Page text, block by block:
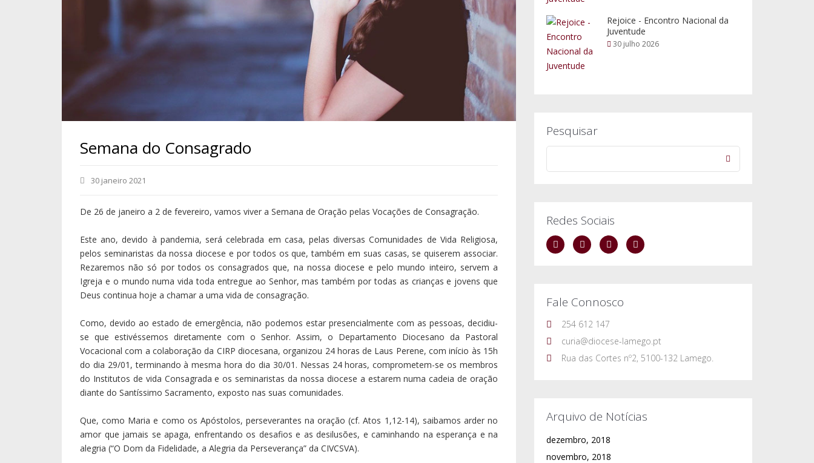
Semana do Consagrado
30 janeiro 2021
De 26 de janeiro a 2 de fevereiro, vamos viver a Semana de Oração pelas Vocações de Consagração.
Este ano, devido à pandemia, será celebrada em casa, pelas diversas Comunidades de Vida Religiosa,
pelos seminaristas da nossa diocese e por todos os que, também em suas casas, se quiserem associar.
Rezaremos não só por todos os consagrados que, na nossa diocese e pelo mundo inteiro, servem a
Igreja e o mundo numa vida toda entregue ao Senhor, mas também por todas as crianças e jovens que
Deus continua hoje a chamar a uma vida de consagração.
Como, devido ao estado de emergência, não podemos estar presencialmente com as pessoas, decidiu-
se que estivéssemos diretamente com o Senhor. Assim, o Departamento Diocesano da Pastoral
Vocacional com a colaboração da CIRP diocesana, organizou 24 horas de Laus Perene, com início às 15h
do dia 29/01, terminando à mesma hora do dia 30/01. Nessas 24 horas, comprometem-se os membros
do Institutos de vida Consagrada e os seminaristas da nossa diocese a estarem numa cadeia de oração
diante do Santíssimo Sacramento, exposto nas suas comunidades.
Que, como Maria e como os Apóstolos, perseverantes na oração (cf. Atos 1,12-14), saibamos arder no
amor que jamais se apaga, enfrentando os desafios e as desilusões, e caminhando na esperança e na
alegria (“O Dom da Fidelidade, a Alegria da Perseverança” da CIVCSVA).
Rejoice - Encontro Nacional da
Juventude
30 julho 2026
Pesquisar
Redes Sociais
Fale Connosco
254 612 147
curia@diocese-lamego.pt
Rua das Cortes nº2, 5100-132 Lamego.
Arquivo de Notícias
dezembro, 2018
novembro, 2018